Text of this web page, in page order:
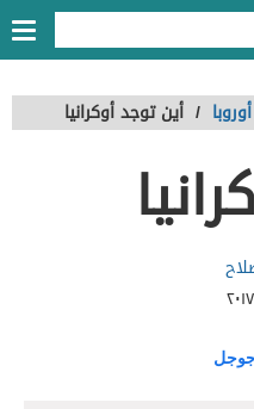
/ أين توجد أوكرانيا